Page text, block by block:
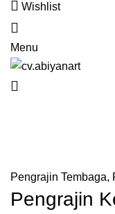
Wishlist
Menu
Pengrajin Tembaga,
Pengrajin